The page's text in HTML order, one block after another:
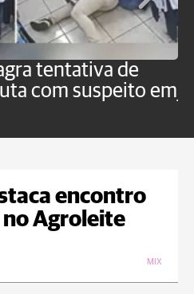
tentativa de
com suspeito em
encontro
no Agroleite
MIX